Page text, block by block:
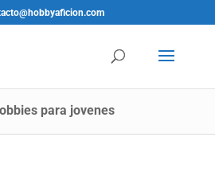
para jovenes